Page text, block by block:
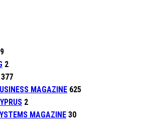
2
377
MAGAZINE 625
2
MAGAZINE 30